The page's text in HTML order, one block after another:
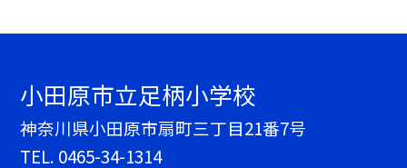
小田原市立足柄小学校
神奈川県小田原市扇町三丁目21番7号
TEL. 0465-34-1314